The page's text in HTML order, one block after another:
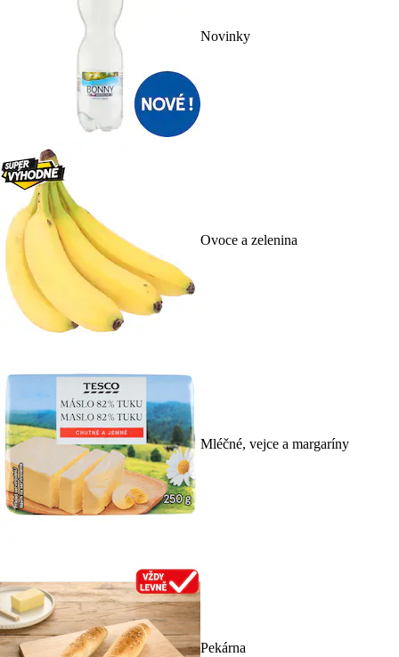
Novinky
Ovoce a zelenina
Mléčné, vejce a margaríny
Pekárna